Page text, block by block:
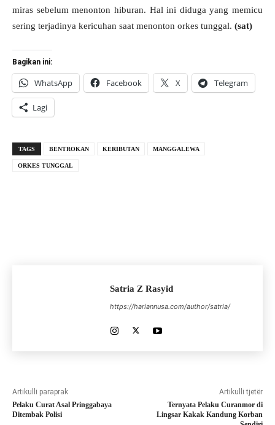
miras sebelum menonton hiburan. Hal ini diduga yang memicu
sering terjadinya kericuhan saat menonton orkes tunggal. (sat)
Bagikan ini:
WhatsApp Facebook X Telegram
Lagi
TAGS BENTROKAN KERIBUTAN MANGGALEWA
ORKES TUNGGAL
Satria Z Rasyid
https://hariannusa.com/author/satria/
Artikulli paraprak
Pelaku Curat Asal Pringgabaya
Ditembak Polisi
Artikulli tjetër
Ternyata Pelaku Curanmor di
Lingsar Kakak Kandung Korban